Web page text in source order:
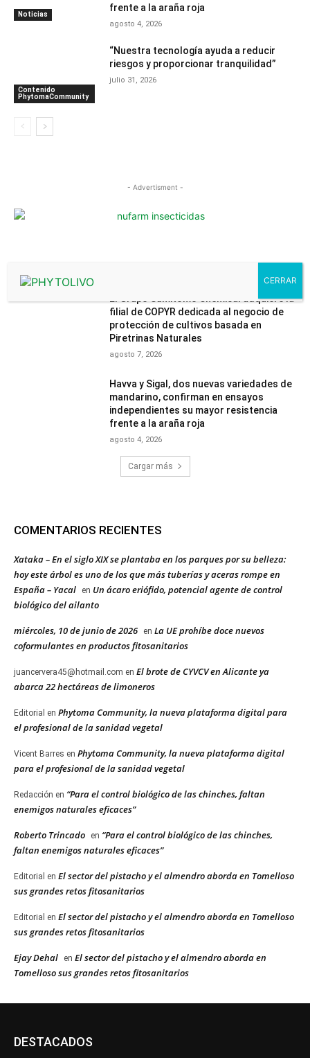
Noticias
frente a la araña roja
agosto 4, 2026
Contenido
PhytomaCommunity
“Nuestra tecnología ayuda a reducir
riesgos y proporcionar tranquilidad”
julio 31, 2026
- Advertisment -
El Grupo Sumitomo Chemical adquiere la
filial de COPYR dedicada al negocio de
protección de cultivos basada en
Piretrinas Naturales
agosto 7, 2026
Havva y Sigal, dos nuevas variedades de
mandarino, confirman en ensayos
independientes su mayor resistencia
frente a la araña roja
agosto 4, 2026
Cargar más
COMENTARIOS RECIENTES
Xataka – En el siglo XIX se plantaba en los parques por su belleza:
hoy este árbol es uno de los que más tuberías y aceras rompe en
España – Yacal
en Un ácaro eriófido, potencial agente de control
biológico del ailanto
miércoles, 10 de junio de 2026 en La UE prohíbe doce nuevos
coformulantes en productos fitosanitarios
juancervera45@hotmail.com en El brote de CYVCV en Alicante ya
abarca 22 hectáreas de limoneros
Editorial en Phytoma Community, la nueva plataforma digital para
el profesional de la sanidad vegetal
Vicent Barres en Phytoma Community, la nueva plataforma digital
para el profesional de la sanidad vegetal
Redacción en “Para el control biológico de las chinches, faltan
enemigos naturales eficaces”
Roberto Trincado en “Para el control biológico de las chinches,
faltan enemigos naturales eficaces”
Editorial en El sector del pistacho y el almendro aborda en Tomelloso
sus grandes retos fitosanitarios
Editorial en El sector del pistacho y el almendro aborda en Tomelloso
sus grandes retos fitosanitarios
Ejay Dehal en El sector del pistacho y el almendro aborda en
Tomelloso sus grandes retos fitosanitarios
DESTACADOS